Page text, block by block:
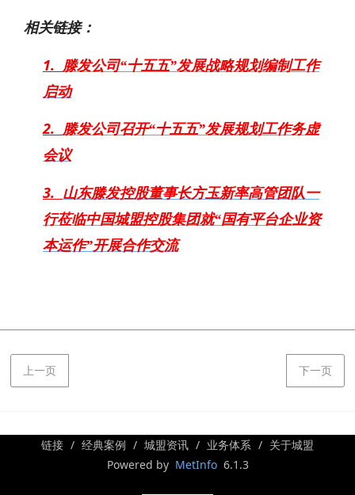
相关链接：
1. 滕发公司“十五五”发展战略规划编制工作
启动
2. 滕发公司召开“十五五”发展规划工作务虚
会议
3. 山东滕发控股董事长方玉新率高管团队一
行莅临中国城盟控股集团就“国有平台企业资
本运作”开展合作交流
上一页 下一页
链接 经典案例 城盟资讯 业务体系
关于城盟
Powered by MetInfo6.1.3